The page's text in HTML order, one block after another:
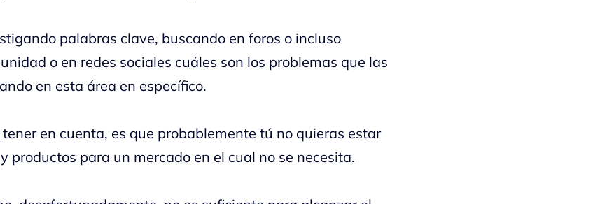
palabras clave, buscando en foros o incluso
o en redes sociales cuáles son los problemas que las
en esta área en específico.
en cuenta, es que probablemente tú no quieras estar
productos para un mercado en el cual no se necesita.